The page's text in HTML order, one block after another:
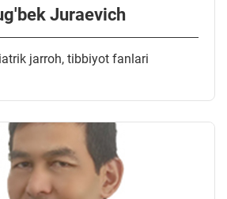
Juraevich
jarroh, tibbiyot fanlari